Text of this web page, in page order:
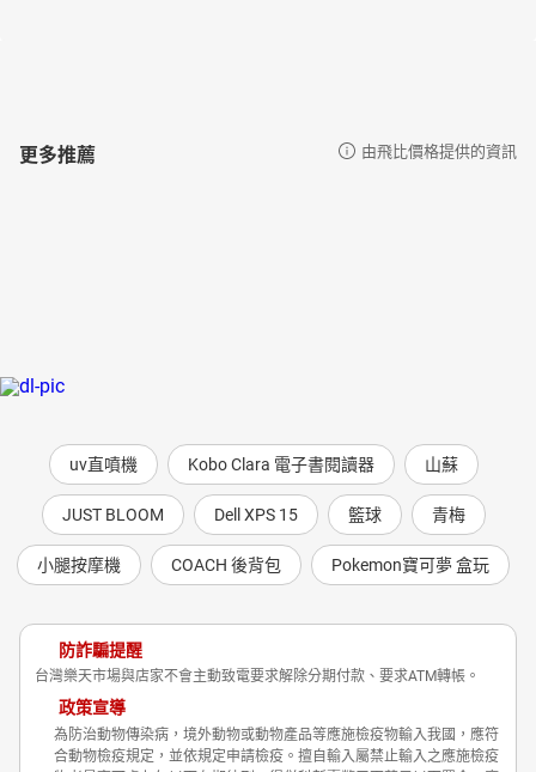
更多推薦 由飛比價格提供的資訊
uv直噴機 Kobo Clara 電子書閱讀器 山蘇
JUST BLOOM Dell XPS 15 籃球 青梅
小腿按摩機 COACH 後背包 Pokemon寶可夢 盒玩
防詐騙提醒
台灣樂天市場與店家不會主動致電要求解除分期付款、要求ATM轉帳。
政策宣導
為防治動物傳染病，境外動物或動物產品等應施檢疫物輸入我國，應符
合動物檢疫規定，並依規定申請檢疫。擅自輸入屬禁止輸入之應施檢疫